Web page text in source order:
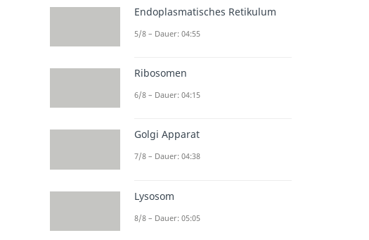
Endoplasmatisches Retikulum
5/8 – Dauer: 04:55
Ribosomen
6/8 – Dauer: 04:15
Golgi Apparat
7/8 – Dauer: 04:38
Lysosom
8/8 – Dauer: 05:05